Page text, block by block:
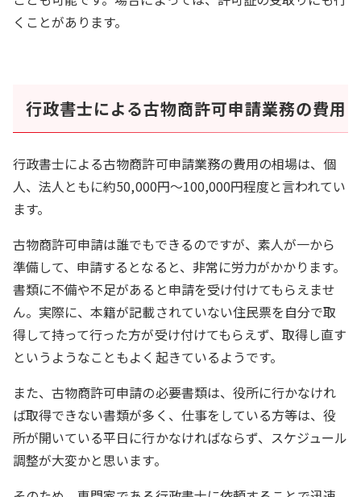
くことがあります。
行政書士による古物商許可申請業務の費用
行政書士による古物商許可申請業務の費用の相場は、個
人、法人ともに約50,000円～100,000円程度と言われてい
ます。
古物商許可申請は誰でもできるのですが、素人が一から
準備して、申請するとなると、非常に労力がかかります。
書類に不備や不足があると申請を受け付けてもらえませ
ん。実際に、本籍が記載されていない住民票を自分で取
得して持って行った方が受け付けてもらえず、取得し直す
というようなこともよく起きているようです。
また、古物商許可申請の必要書類は、役所に行かなけれ
ば取得できない書類が多く、仕事をしている方等は、役
所が開いている平日に行かなければならず、スケジュール
調整が大変かと思います。